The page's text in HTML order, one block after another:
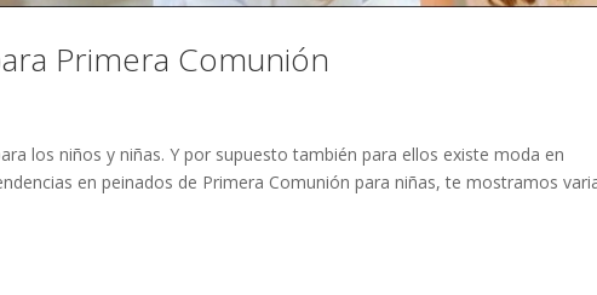
Primera Comunión
los niños y niñas. Y por supuesto también para ellos existe moda en
en peinados de Primera Comunión para niñas, te mostramos